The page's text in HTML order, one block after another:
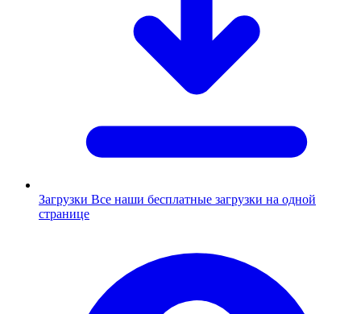
Загрузки Все наши бесплатные загрузки на одной
странице